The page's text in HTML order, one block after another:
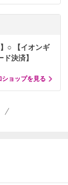
○ 【イオンギ
決済】
ショップを見る